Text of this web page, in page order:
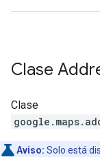
Clase
Clase
Aviso: Solo está